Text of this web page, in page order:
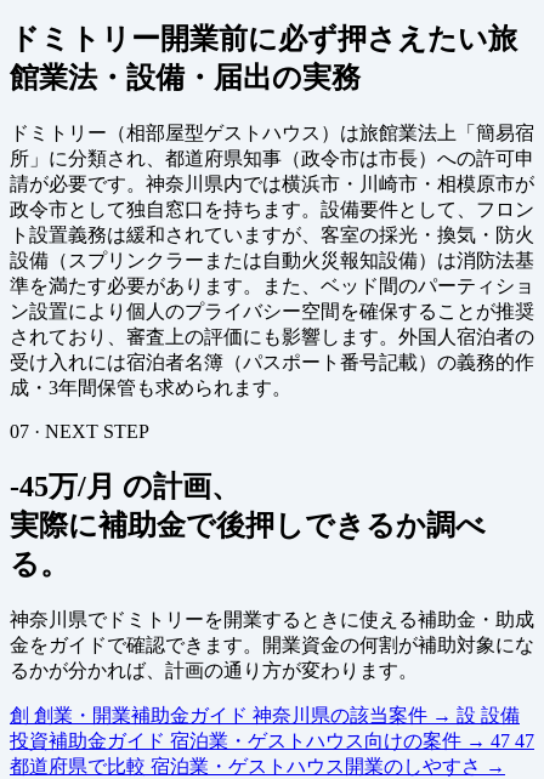
ドミトリー開業前に必ず押さえたい旅
館業法・設備・届出の実務
ドミトリー（相部屋型ゲストハウス）は旅館業法上「簡易宿
所」に分類され、都道府県知事（政令市は市長）への許可申
請が必要です。神奈川県内では横浜市・川崎市・相模原市が
政令市として独自窓口を持ちます。設備要件として、フロン
ト設置義務は緩和されていますが、客室の採光・換気・防火
設備（スプリンクラーまたは自動火災報知設備）は消防法基
準を満たす必要があります。また、ベッド間のパーティショ
ン設置により個人のプライバシー空間を確保することが推奨
されており、審査上の評価にも影響します。外国人宿泊者の
受け入れには宿泊者名簿（パスポート番号記載）の義務的作
成・3年間保管も求められます。
07 · NEXT STEP
-45万/月 の計画、
実際に補助金で後押しできるか調べ
る。
神奈川県でドミトリーを開業するときに使える補助金・助成
金をガイドで確認できます。開業資金の何割が補助対象にな
るかが分かれば、計画の通り方が変わります。
創 創業・開業補助金ガイド 神奈川県の該当案件 → 設 設備
投資補助金ガイド 宿泊業・ゲストハウス向けの案件 → 47 47
都道府県で比較 宿泊業・ゲストハウス開業のしやすさ →